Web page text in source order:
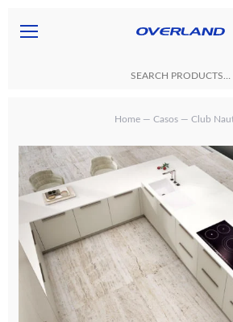
Home— Casos— Club